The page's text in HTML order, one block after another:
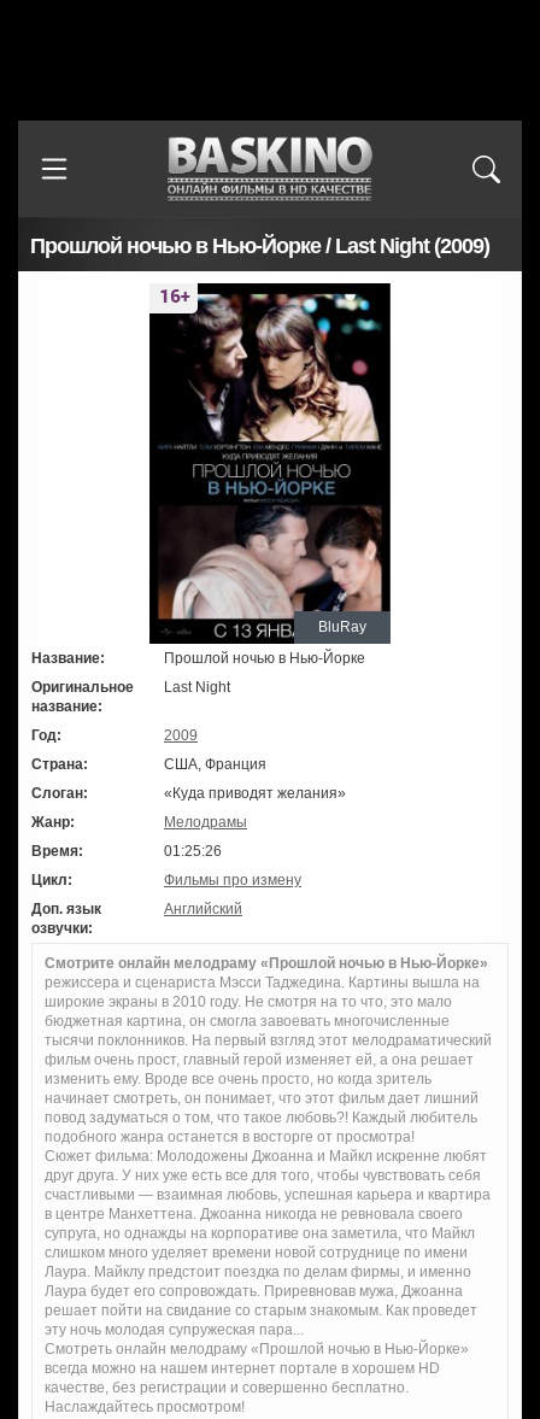
Прошлой ночью в Нью-Йорке / Last Night (2009)
BluRay
Название:
Прошлой ночью в Нью-Йорке
Оригинальное
название:
Last Night
Год:
2009
Страна:
США, Франция
Слоган:
«Куда приводят желания»
Жанр:
Мелодрамы
Время:
01:25:26
Цикл:
Фильмы про измену
Доп. язык
озвучки:
Английский
Смотрите онлайн мелодраму «Прошлой ночью в Нью-Йорке»
режиссера и сценариста Мэсси Таджедина. Картины вышла на
широкие экраны в 2010 году. Не смотря на то что, это мало
бюджетная картина, он смогла завоевать многочисленные
тысячи поклонников. На первый взгляд этот мелодраматический
фильм очень прост, главный герой изменяет ей, а она решает
изменить ему. Вроде все очень просто, но когда зритель
начинает смотреть, он понимает, что этот фильм дает лишний
повод задуматься о том, что такое любовь?! Каждый любитель
подобного жанра останется в восторге от просмотра!
Сюжет фильма: Молодожены Джоанна и Майкл искренне любят
друг друга. У них уже есть все для того, чтобы чувствовать себя
счастливыми — взаимная любовь, успешная карьера и квартира
в центре Манхеттена. Джоанна никогда не ревновала своего
супруга, но однажды на корпоративе она заметила, что Майкл
слишком много уделяет времени новой сотруднице по имени
Лаура. Майклу предстоит поездка по делам фирмы, и именно
Лаура будет его сопровождать. Приревновав мужа, Джоанна
решает пойти на свидание со старым знакомым. Как проведет
эту ночь молодая супружеская пара...
Смотреть онлайн мелодраму «Прошлой ночью в Нью-Йорке»
всегда можно на нашем интернет портале в хорошем HD
качестве, без регистрации и совершенно бесплатно.
Наслаждайтесь просмотром!